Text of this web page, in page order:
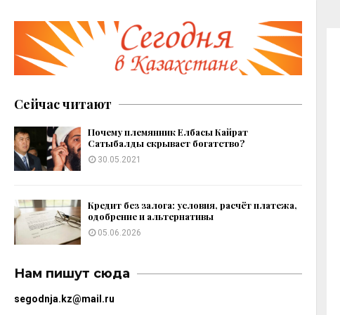
Сейчас читают
Почему племянник Елбасы Кайрат
Сатыбалды скрывает богатство?
30.05.2021
Кредит без залога: условия, расчёт платежа,
одобрение и альтернативы
05.06.2026
Нам пишут сюда
segodnja.kz@mail.ru